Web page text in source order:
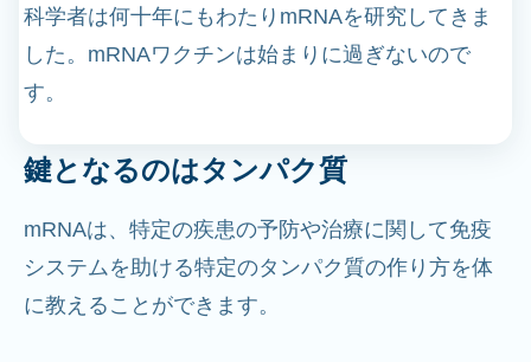
科学者は何十年にもわたりmRNAを研究してきま
した。mRNAワクチンは始まりに過ぎないので
す。
鍵となるのはタンパク質
mRNAは、特定の疾患の予防や治療に関して免疫
システムを助ける特定のタンパク質の作り方を体
に教えることができます。